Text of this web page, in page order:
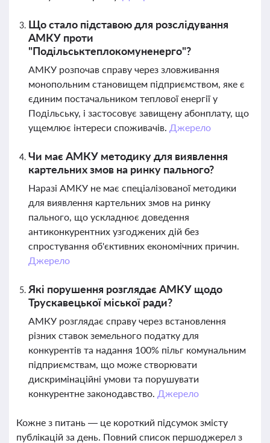
Що стало підставою для розслідування
АМКУ проти
"Подільськтеплокомуненерго"?
АМКУ розпочав справу через зловживання
монопольним становищем підприємством, яке є
єдиним постачальником теплової енергії у
Подільську, і застосовує завищену абонплату, що
ущемлює інтереси споживачів. Джерело
Чи має АМКУ методику для виявлення
картельних змов на ринку пального?
Наразі АМКУ не має спеціалізованої методики
для виявлення картельних змов на ринку
пального, що ускладнює доведення
антиконкурентних узгоджених дій без
спростування об'єктивних економічних причин.
Джерело
Які порушення розглядає АМКУ щодо
Трускавецької міської ради?
АМКУ розглядає справу через встановлення
різних ставок земельного податку для
конкурентів та надання 100% пільг комунальним
підприємствам, що може створювати
дискримінаційні умови та порушувати
конкурентне законодавство. Джерело
Кожне з питань — це короткий підсумок змісту
публікацій за день. Повний список першоджерел з